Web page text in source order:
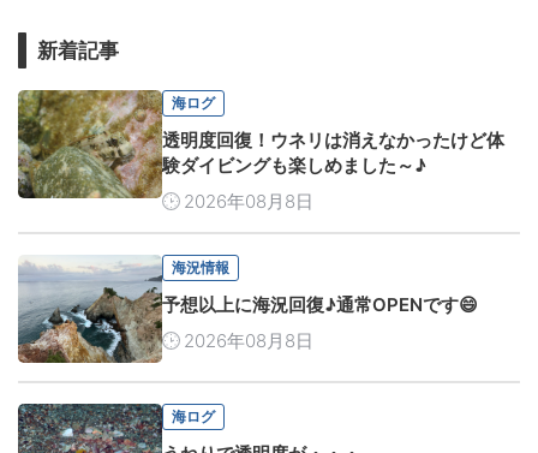
新着記事
海ログ
透明度回復！ウネリは消えなかったけど体
験ダイビングも楽しめました～♪
2026年08月8日
海況情報
予想以上に海況回復♪通常OPENです😄
2026年08月8日
海ログ